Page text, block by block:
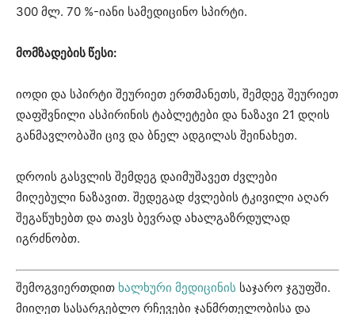
300 მლ. 70 %-იანი სამედიცინო სპირტი.
მომზადების წესი:
იოდი და სპირტი შეურიეთ ერთმანეთს, შემდეგ შეურიეთ
დაფშვნილი ასპირინის ტაბლეტები და ნაზავი 21 დღის
განმავლობაში ცივ და ბნელ ადგილას შეინახეთ.
დროის გასვლის შემდეგ დაიმუშავეთ ძვლები
მიღებული ნაზავით. შედეგად ძვლების ტკივილი აღარ
შეგაწუხებთ და თავს ბევრად ახალგაზრდულად
იგრძნობთ.
შემოგვიერთდით ხალხური მედიცინის საჯარო ჯგუფში.
მიიღეთ სასარგებლო რჩევები ჯანმრთელობისა და